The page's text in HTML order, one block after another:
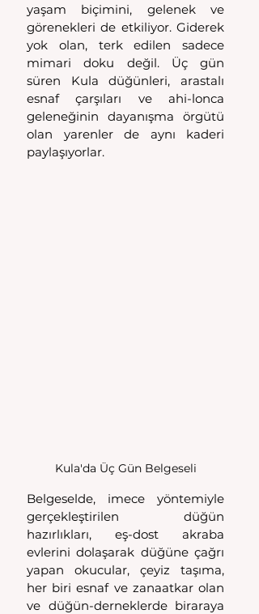
yaşam biçimini, gelenek ve
görenekleri de etkiliyor. Giderek
yok olan, terk edilen sadece
mimari doku değil. Üç gün
süren Kula düğünleri, arastalı
esnaf çarşıları ve ahi-lonca
geleneğinin dayanışma örgütü
olan yarenler de aynı kaderi
paylaşıyorlar.
Kula'da Üç Gün Belgeseli
Belgeselde, imece yöntemiyle
gerçekleştirilen düğün
hazırlıkları, eş-dost akraba
evlerini dolaşarak düğüne çağrı
yapan okucular, çeyiz taşıma,
her biri esnaf ve zanaatkar olan
ve düğün-derneklerde biraraya